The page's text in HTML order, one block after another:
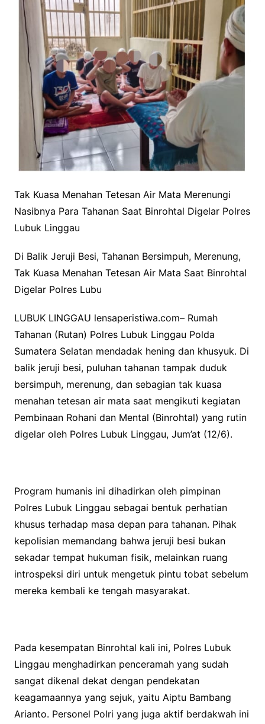
Tak Kuasa Menahan Tetesan Air Mata Merenungi
Nasibnya Para Tahanan Saat Binrohtal Digelar Polres
Lubuk Linggau
Di Balik Jeruji Besi, Tahanan Bersimpuh, Merenung,
Tak Kuasa Menahan Tetesan Air Mata Saat Binrohtal
Digelar Polres Lubu
LUBUK LINGGAU lensaperistiwa.com– Rumah
Tahanan (Rutan) Polres Lubuk Linggau Polda
Sumatera Selatan mendadak hening dan khusyuk. Di
balik jeruji besi, puluhan tahanan tampak duduk
bersimpuh, merenung, dan sebagian tak kuasa
menahan tetesan air mata saat mengikuti kegiatan
Pembinaan Rohani dan Mental (Binrohtal) yang rutin
digelar oleh Polres Lubuk Linggau, Jum’at (12/6).
Program humanis ini dihadirkan oleh pimpinan
Polres Lubuk Linggau sebagai bentuk perhatian
khusus terhadap masa depan para tahanan. Pihak
kepolisian memandang bahwa jeruji besi bukan
sekadar tempat hukuman fisik, melainkan ruang
introspeksi diri untuk mengetuk pintu tobat sebelum
mereka kembali ke tengah masyarakat.
Pada kesempatan Binrohtal kali ini, Polres Lubuk
Linggau menghadirkan penceramah yang sudah
sangat dikenal dekat dengan pendekatan
keagamaannya yang sejuk, yaitu Aiptu Bambang
Arianto. Personel Polri yang juga aktif berdakwah ini